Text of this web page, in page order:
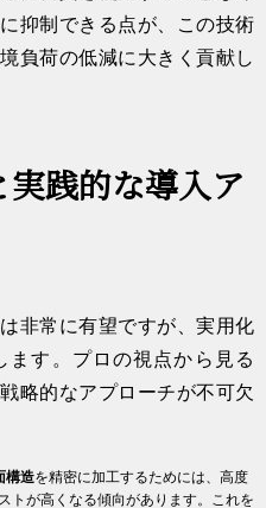
抑制できる点が、この技術
負荷の低減に大きく貢献し
践的な導入ア
非常に有望ですが、実用化
す。プロの視点から見る
略的なアプローチが不可欠
構造を精密に加工するためには、高度
トが高くなる傾向があります。これを